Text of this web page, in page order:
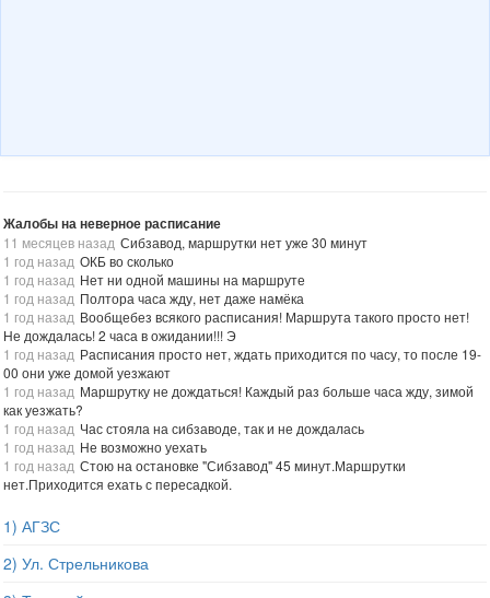
Жалобы на неверное расписание
11 месяцев назад Сибзавод, маршрутки нет уже 30 минут
1 год назад ОКБ во сколько
1 год назад Нет ни одной машины на маршруте
1 год назад Полтора часа жду, нет даже намёка
1 год назад Вообщебез всякого расписания! Маршрута такого просто нет!
Не дождалась! 2 часа в ожидании!!! Э
1 год назад Расписания просто нет, ждать приходится по часу, то после 19-
00 они уже домой уезжают
1 год назад Маршрутку не дождаться! Каждый раз больше часа жду, зимой
как уезжать?
1 год назад Час стояла на сибзаводе, так и не дождалась
1 год назад Не возможно уехать
1 год назад Стою на остановке "Сибзавод" 45 минут.Маршрутки
нет.Приходится ехать с пересадкой.
1) АГЗС
2) Ул. Стрельникова